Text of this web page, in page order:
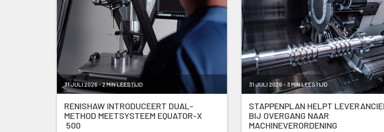
31 JULI 2026 - 2 MIN LEESTIJD
RENISHAW INTRODUCEERT DUAL-
METHOD MEETSYSTEEM EQUATOR-X
500
31 JULI 2026 - 3 MIN LEESTIJD
STAPPENPLAN HELPT
BIJ OVERGANG NAAR
MACHINEVERORDENING